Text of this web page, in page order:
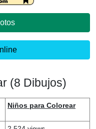
photos
(8 Dibujos)
Niños para Colorear